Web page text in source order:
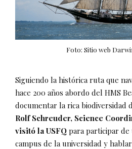
Foto: Sitio web
Siguiendo la histórica ruta que
hace 200 años abordo del HMS
documentar la rica biodiversidad
Rolf Schreuder, Science
visitó la USFQ para participar
campus de la universidad y